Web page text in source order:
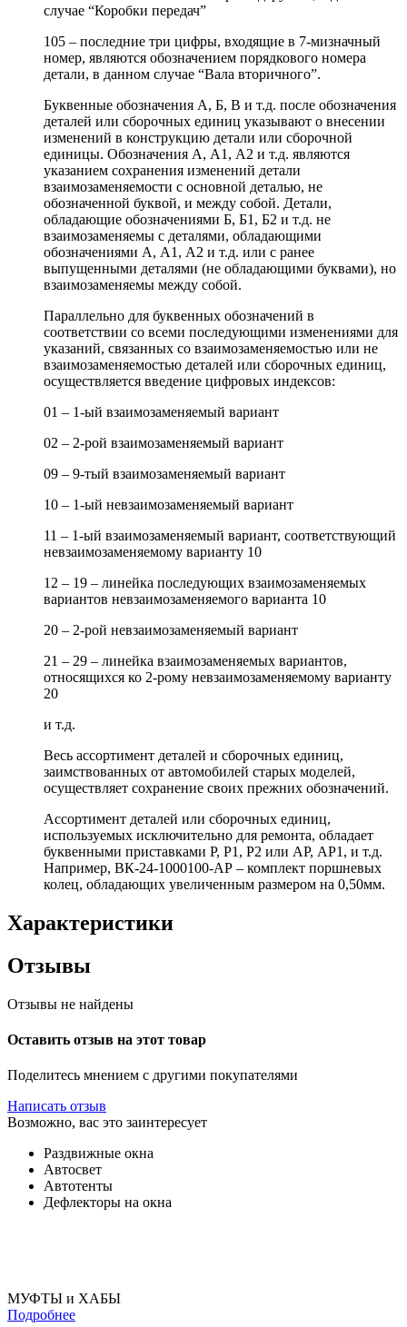
случае “Коробки передач”
105 – последние три цифры, входящие в 7-мизначный
номер, являются обозначением порядкового номера
детали, в данном случае “Вала вторичного”.
Буквенные обозначения А, Б, В и т.д. после обозначения
деталей или сборочных единиц указывают о внесении
изменений в конструкцию детали или сборочной
единицы. Обозначения А, А1, А2 и т.д. являются
указанием сохранения изменений детали
взаимозаменяемости с основной деталью, не
обозначенной буквой, и между собой. Детали,
обладающие обозначениями Б, Б1, Б2 и т.д. не
взаимозаменяемы с деталями, обладающими
обозначениями А, А1, А2 и т.д. или с ранее
выпущенными деталями (не обладающими буквами), но
взаимозаменяемы между собой.
Параллельно для буквенных обозначений в
соответствии со всеми последующими изменениями для
указаний, связанных со взаимозаменяемостью или не
взаимозаменяемостью деталей или сборочных единиц,
осуществляется введение цифровых индексов:
01 – 1-ый взаимозаменяемый вариант
02 – 2-рой взаимозаменяемый вариант
09 – 9-тый взаимозаменяемый вариант
10 – 1-ый невзаимозаменяемый вариант
11 – 1-ый взаимозаменяемый вариант, соответствующий
невзаимозаменяемому варианту 10
12 – 19 – линейка последующих взаимозаменяемых
вариантов невзаимозаменяемого варианта 10
20 – 2-рой невзаимозаменяемый вариант
21 – 29 – линейка взаимозаменяемых вариантов,
относящихся ко 2-рому невзаимозаменяемому варианту
20
и т.д.
Весь ассортимент деталей и сборочных единиц,
заимствованных от автомобилей старых моделей,
осуществляет сохранение своих прежних обозначений.
Ассортимент деталей или сборочных единиц,
используемых исключительно для ремонта, обладает
буквенными приставками Р, Р1, Р2 или АР, АР1, и т.д.
Например, ВК-24-1000100-АР – комплект поршневых
колец, обладающих увеличенным размером на 0,50мм.
Характеристики
Отзывы
Отзывы не найдены
Оставить отзыв на этот товар
Поделитесь мнением с другими покупателями
Написать отзыв
Возможно, вас это заинтересует
Раздвижные окна
Автосвет
Автотенты
Дефлекторы на окна
МУФТЫ и ХАБЫ
Подробнее